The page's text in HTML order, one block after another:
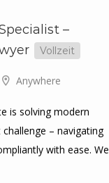
–
Vollzeit
Anywhere
is solving modern
– navigating
with ease. We